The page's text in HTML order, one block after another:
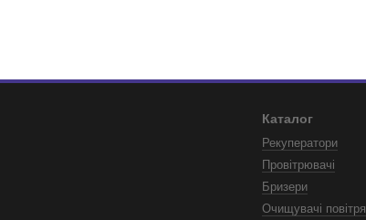
Каталог
Рекуператори
Провітрювачі
Бризери
Очищувачі повітря